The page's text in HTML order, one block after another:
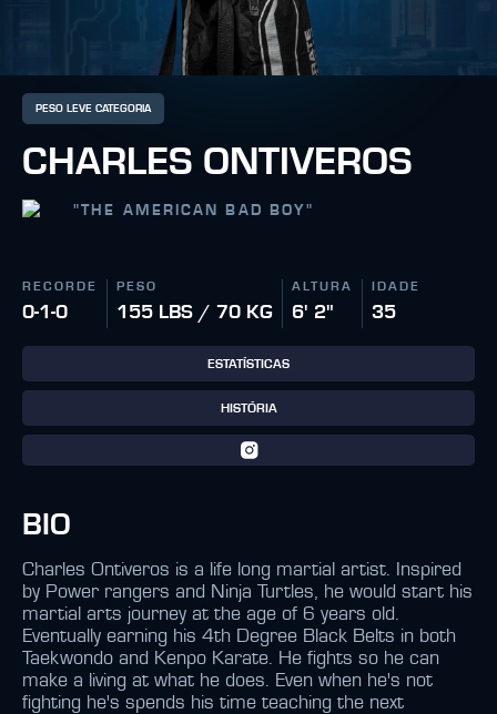
PESO LEVE CATEGORIA
CHARLES ONTIVEROS
"THE AMERICAN BAD BOY"
RECORDE
0-1-0
PESO
155 LBS / 70 KG
ALTURA
6' 2"
IDADE
35
ESTATÍSTICAS
HISTÓRIA
BIO
Charles Ontiveros is a life long martial artist. Inspired
by Power rangers and Ninja Turtles, he would start his
martial arts journey at the age of 6 years old.
Eventually earning his 4th Degree Black Belts in both
Taekwondo and Kenpo Karate. He fights so he can
make a living at what he does. Even when he's not
fighting he's spends his time teaching the next